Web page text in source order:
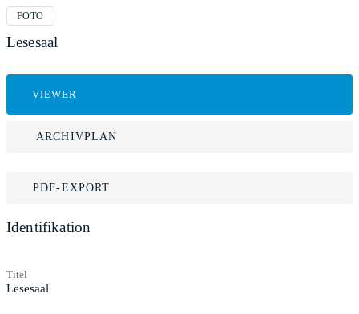
FOTO
Lesesaal
VIEWER
ARCHIVPLAN
PDF-EXPORT
Identifikation
Titel
Lesesaal